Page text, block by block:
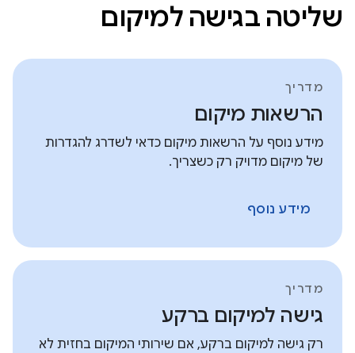
שליטה בגישה למיקום
מדריך
הרשאות מיקום
מידע נוסף על הרשאות מיקום כדאי לשדרג להגדרות
של מיקום מדויק רק כשצריך.
מידע נוסף
מדריך
גישה למיקום ברקע
רק גישה למיקום ברקע, אם שירותי המיקום בחזית לא